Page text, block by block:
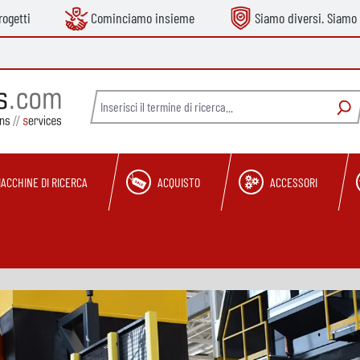
Cominciamo insieme Siamo diversi.
DI RICERCA ACQUISTO ACCESSORI